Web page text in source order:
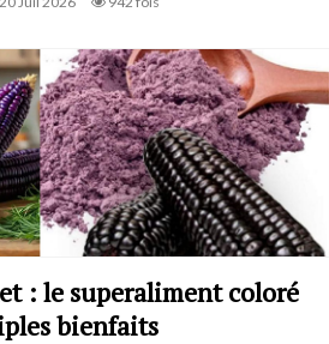
: le superaliment coloré
bienfaits